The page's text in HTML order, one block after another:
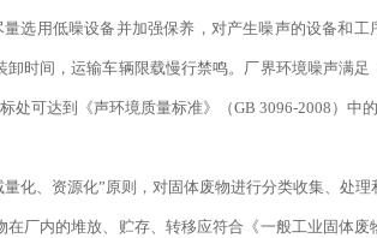
选用低噪设备并加强保养，对产生噪声的设备和工
时间，运输车辆限载慢行禁鸣。厂界环境噪声满足
处可达到《声环境质量标准》（GB 3096-2008）中
化、资源化”原则，对固体废物进行分类收集、处理
厂内的堆放、贮存、转移应符合《一般工业固体废